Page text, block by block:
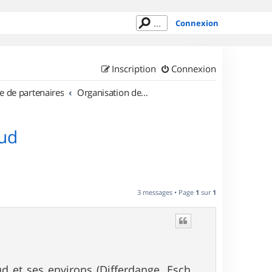
Connexion
Connexion
Inscription
de partenaires Organisation de sorties au Luxembourg
3 messages • Page 1 sur 1